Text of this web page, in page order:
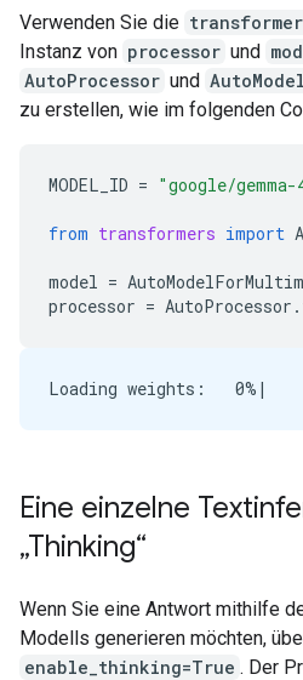
Verwenden Sie die
Instanz von processor und
AutoProcessor und
zu erstellen, wie im folgenden
MODEL_ID = "google/
from transformers import
model =
processor = AutoProcessor .
Eine einzelne
„Thinking“
Wenn Sie eine Antwort mithilfe
Modells generieren möchten,
enable_thinking=True . Der